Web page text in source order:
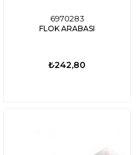
6970283
FLOK ARABASI
₺242,80